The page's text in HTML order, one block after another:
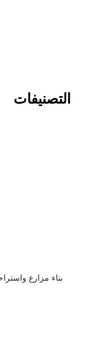
التصنيفات
بناء مزارع